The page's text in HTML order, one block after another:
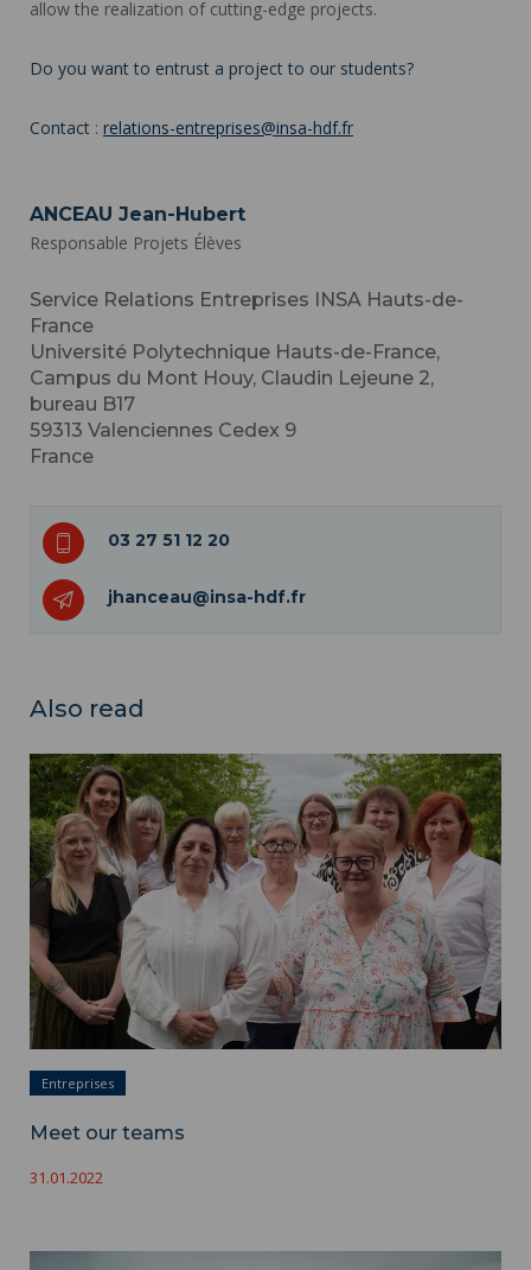
allow the realization of cutting-edge projects.
Do you want to entrust a project to our students?
Contact : relations-entreprises@insa-hdf.fr
ANCEAU Jean-Hubert
Responsable Projets Élèves
Service Relations Entreprises INSA Hauts-de-
France
Université Polytechnique Hauts-de-France,
Campus du Mont Houy, Claudin Lejeune 2,
bureau B17
59313 Valenciennes Cedex 9
France
03 27 51 12 20
jhanceau@insa-hdf.fr
Also read
Meet our teams ">
Entreprises
Meet our teams
31.01.2022